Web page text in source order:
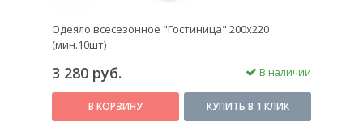
Одеяло всесезонное "Гостиница" 200х220
(мин.10шт)
3 280 руб. В наличии
В КОРЗИНУ КУПИТЬ В 1 КЛИК